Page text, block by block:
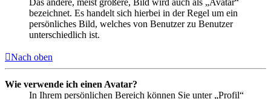
Das andere, meist größere, Bild wird auch als „Avatar“
bezeichnet. Es handelt sich hierbei in der Regel um ein
persönliches Bild, welches von Benutzer zu Benutzer
unterschiedlich ist.
Nach oben
Wie verwende ich einen Avatar?
In Ihrem persönlichen Bereich können Sie unter „Profil“